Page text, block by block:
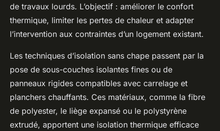
de travaux lourds. L’objectif : améliorer le confort
thermique, limiter les pertes de chaleur et adapter
l’intervention aux contraintes d’un logement existant.
Les techniques d’isolation sans chape passent par la
pose de sous-couches isolantes fines ou de
panneaux rigides compatibles avec carrelage et
planchers chauffants. Ces matériaux, comme la fibre
de polyester, le liège expansé ou le polystyrène
extrudé, apportent une isolation thermique efficace